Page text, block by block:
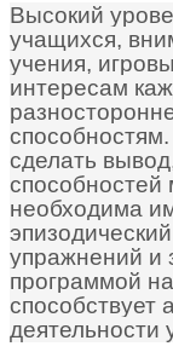
Высокий
учащихся,
учения,
интересам
сделать
необходима
упражнений и
программой
способствует
деятельности